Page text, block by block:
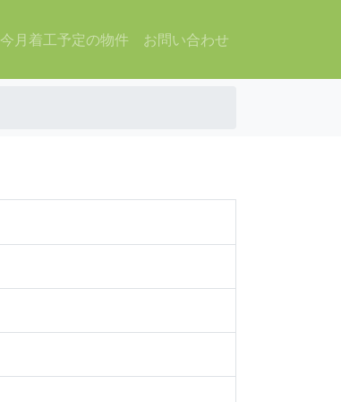
今月着工予定の物件 お問い合わせ